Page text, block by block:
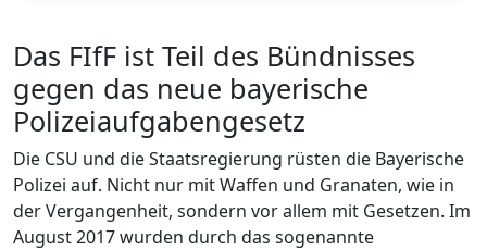
Das FIfF ist Teil des Bündnisses
gegen das neue bayerische
Polizeiaufgabengesetz
Die CSU und die Staatsregierung rüsten die Bayerische
Polizei auf. Nicht nur mit Waffen und Granaten, wie in
der Vergangenheit, sondern vor allem mit Gesetzen. Im
August 2017 wurden durch das sogenannte